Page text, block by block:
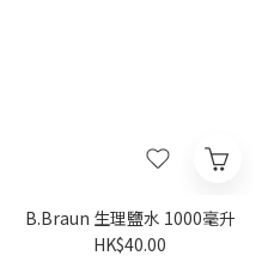
B.Braun 生理鹽水 1000毫升
HK$40.00